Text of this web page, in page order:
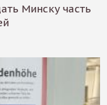
Минску часть